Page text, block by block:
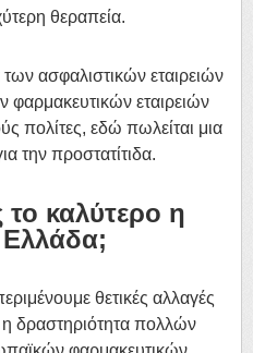
θεραπεία.
ασφαλιστικών εταιρειών
φαρμακευτικών εταιρειών
πολίτες, εδώ πωλείται μια
την προστατίτιδα.
καλύτερο η
θετικές αλλαγές
δραστηριότητα πολλών